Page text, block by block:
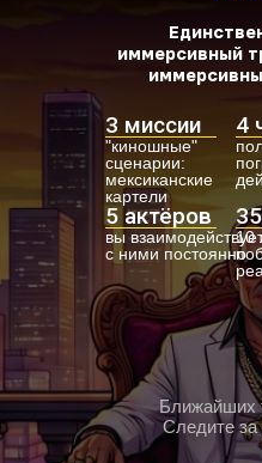
иммерсивный
3 миссии
"киношные"
сценарии:
мексиканские
картели
4
5 актёров
вы
с ними постоянно
10
Ближайших
Следите за